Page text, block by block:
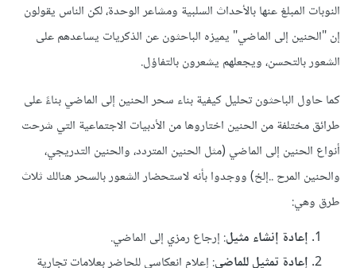
النوبات المبلغ عنها بالأحداث السلبية ومشاعر الوحدة، لكن الناس يقولون
إن "الحنين إلى الماضي" يميزه الباحثون عن الذكريات يساعدهم على
الشعور بالتحسن، ويجعلهم يشعرون بالتفاؤل.
كما حاول الباحثون تحليل كيفية بناء سحر الحنين إلى الماضي بناءً على
طرائق مختلفة من الحنين اختاروها من الأدبيات الاجتماعية التي شرحت
أنواع الحنين إلى الماضي (مثل الحنين المتردد، والحنين التدريجي،
والحنين المرح ..إلخ) ووجدوا بأنه لاستحضار الشعور بالسحر هنالك ثلاث
طرق وهي:
إعادة إنشاء مثيل: إرجاع رمزي إلى الماضي.
إعادة تمثيل للماضي: إعلام انعكاسي للحاضر بعلامات تجارية